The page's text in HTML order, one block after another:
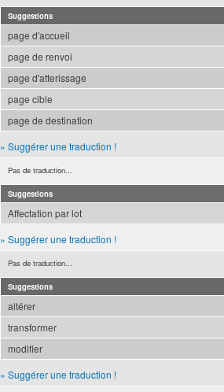
Suggestions
page d'accueil
page de renvoi
page d'atterissage
page cible
page de destination
» Suggérer une traduction !
Pas de traduction...
Suggestions
Affectation par lot
» Suggérer une traduction !
Pas de traduction...
Suggestions
altérer
transformer
modifier
» Suggérer une traduction !